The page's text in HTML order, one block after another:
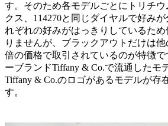
す。そのため各モデルごとにトリチ
クス、114270と同じダイヤルで好み
れぞれの好みがはっきりしているた
りませんが、ブラックアウトだけは
倍の価格で取引されているのが特徴で
ーブランドTiffany & Co.で流通したモ
Tiffany & Co.のロゴがあるモデルが存
す。